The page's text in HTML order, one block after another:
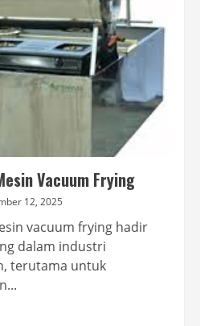
Vacuum Frying
12, 2025
vacuum frying hadir
dalam industri
terutama untuk